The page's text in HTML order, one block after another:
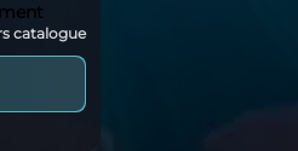
catalogue